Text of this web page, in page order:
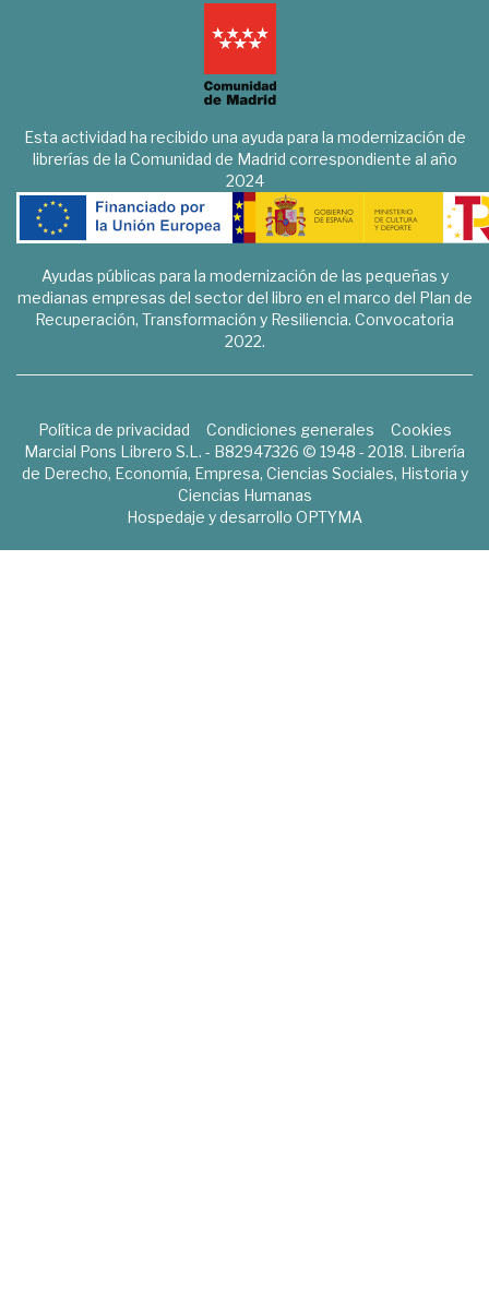
Esta actividad ha recibido una ayuda para la modernización de
librerías de la Comunidad de Madrid correspondiente al año
2024
Ayudas públicas para la modernización de las pequeñas y
medianas empresas del sector del libro en el marco del Plan de
Recuperación, Transformación y Resiliencia. Convocatoria
2022.
Política de privacidad Condiciones generales
Cookies
Marcial Pons Librero S.L. - B82947326 © 1948 - 2018. Librería
de Derecho, Economía, Empresa, Ciencias Sociales, Historia y
Ciencias Humanas
Hospedaje y desarrollo OPTYMA